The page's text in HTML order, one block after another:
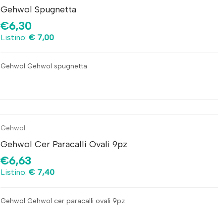
Gehwol Spugnetta
€6,30
Listino: € 7,00
Gehwol Gehwol spugnetta
Gehwol
Gehwol Cer Paracalli Ovali 9pz
€6,63
Listino: € 7,40
Gehwol Gehwol cer paracalli ovali 9pz